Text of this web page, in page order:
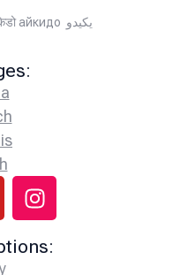
합기도 Aikido 合氣道 एकिडो айкидо يكيدو